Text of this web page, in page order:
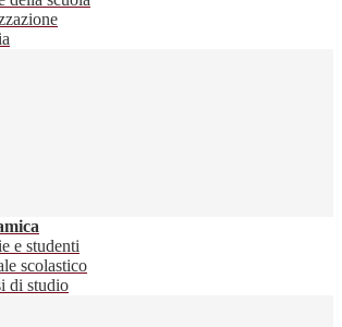
e studenti
scolastico
di studio